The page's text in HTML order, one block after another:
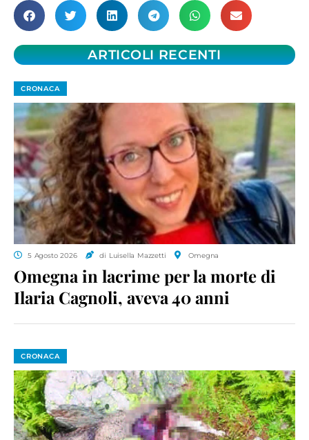
ARTICOLI RECENTI
CRONACA
5 Agosto 2026 di Luisella Mazzetti Omegna
Omegna in lacrime per la morte di
Ilaria Cagnoli, aveva 40 anni
CRONACA